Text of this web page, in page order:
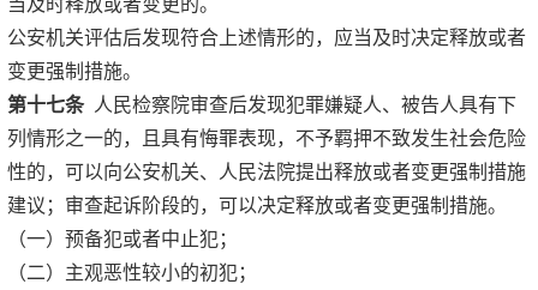
当及时释放或者变更的。
公安机关评估后发现符合上述情形的，应当及时决定释放或者
变更强制措施。
第十七条人民检察院审查后发现犯罪嫌疑人、被告人具有下
列情形之一的，且具有悔罪表现，不予羁押不致发生社会危险
性的，可以向公安机关、人民法院提出释放或者变更强制措施
建议；审查起诉阶段的，可以决定释放或者变更强制措施。
（一）预备犯或者中止犯；
（二）主观恶性较小的初犯；